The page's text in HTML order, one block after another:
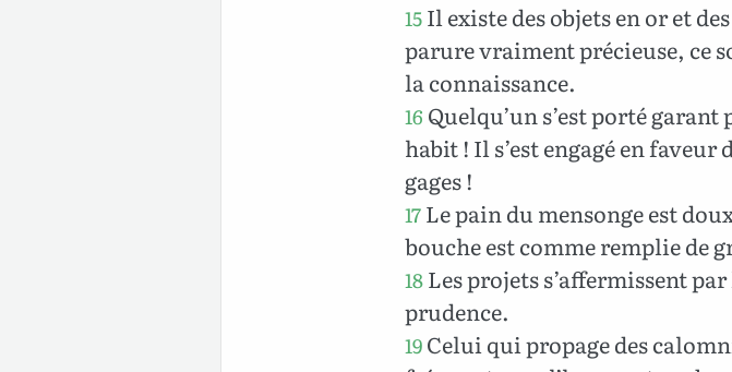
15Il existe des objets en or et
parure vraiment précieuse, ce
la connaissance.
16 Quelqu’un s’est porté
habit ! Il s’est engagé en faveur
gages !
17Le pain du mensonge est
bouche est comme remplie de
18Les projets s’affermissent
prudence.
19Celui qui propage des